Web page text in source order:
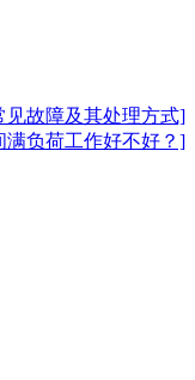
见故障及其处理方式]
满负荷工作好不好？]